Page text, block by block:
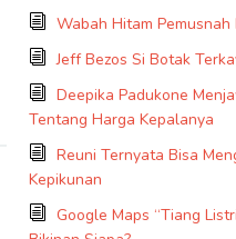
Wabah Hitam Pemusnah
Jeff Bezos Si Botak
Deepika Padukone
Tentang Harga Kepalanya
Reuni Ternyata Bisa
Kepikunan
Google Maps “Tiang